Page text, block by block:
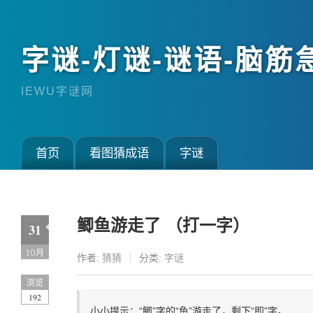
字谜-灯谜-谜语-脑筋
IEWU字谜网
首页 看图猜成语 字谜
鲫鱼游走了 （打一字）
作者: 猜猜 分类: 字谜
小小提示：“鲫”字的“鱼”游走了，剩下“即”字。
31
10月
浏览
192